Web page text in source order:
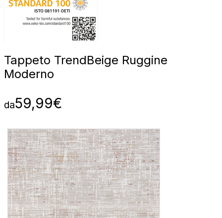
Tappeto TrendBeige Ruggine
Moderno
da59,99€